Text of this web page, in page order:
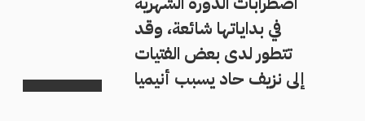
في بداياتها شائعة، وقد
تتطور لدى بعض الفتيات
إلى نزيف حاد يسبب أنيميا